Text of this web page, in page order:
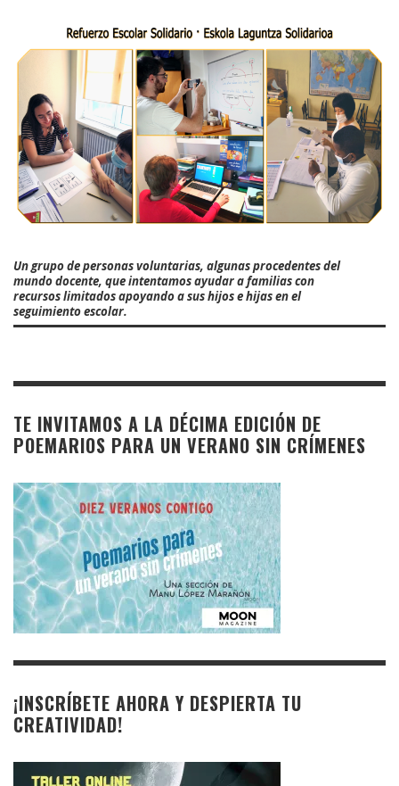
Un grupo de personas voluntarias, algunas procedentes del
mundo docente, que intentamos ayudar a familias con
recursos limitados apoyando a sus hijos e hijas en el
seguimiento escolar.
TE INVITAMOS A LA DÉCIMA EDICIÓN DE
POEMARIOS PARA UN VERANO SIN CRÍMENES
¡INSCRÍBETE AHORA Y DESPIERTA TU
CREATIVIDAD!